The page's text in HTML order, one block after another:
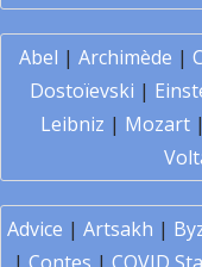
Abel | Archimède |
Dostoïevski |
Leibniz | Mozart |
Advice | Artsakh |